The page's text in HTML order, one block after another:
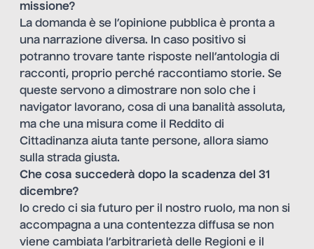
missione?
La domanda è se l’opinione pubblica è pronta a
una narrazione diversa. In caso positivo si
potranno trovare tante risposte nell’antologia di
racconti, proprio perché raccontiamo storie. Se
queste servono a dimostrare non solo che i
navigator lavorano, cosa di una banalità assoluta,
ma che una misura come il Reddito di
Cittadinanza aiuta tante persone, allora siamo
sulla strada giusta.
Che cosa succederà dopo la scadenza del 31
dicembre?
Io credo ci sia futuro per il nostro ruolo, ma non si
accompagna a una contentezza diffusa se non
viene cambiata l’arbitrarietà delle Regioni e il